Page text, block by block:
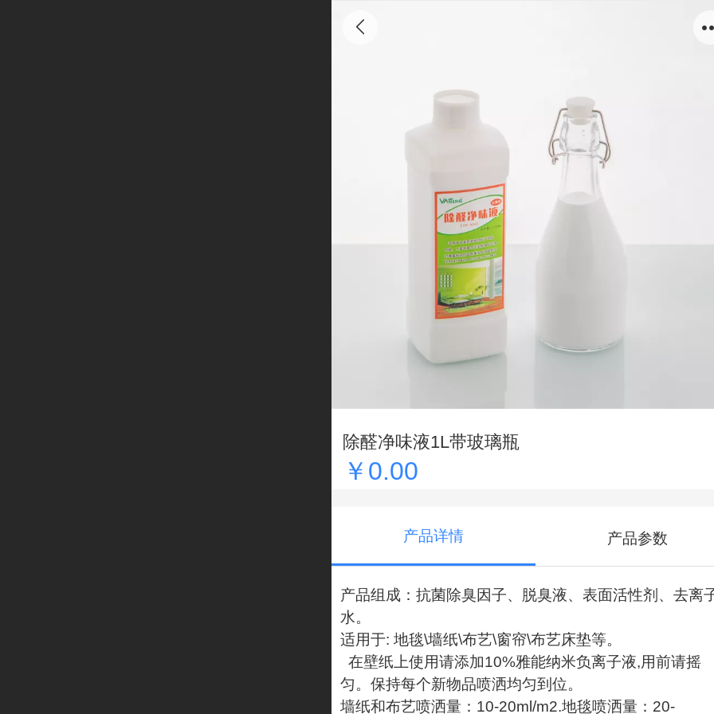
除醛净味液1L带玻璃瓶
￥0.00
产品详情 产品参数
产品组成：抗菌除臭因子、脱臭液、表面活性剂、去离
水。
适用于: 地毯\墙纸\布艺\窗帘\布艺床垫等。
在壁纸上使用请添加10%雅能纳米负离子液,用前请摇
匀。保持每个新物品喷洒均匀到位。
墙纸和布艺喷洒量：10-20ml/m2.地毯喷洒量：20-